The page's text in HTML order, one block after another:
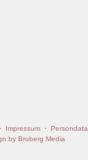
Impressum· Persondata
by Broberg Media